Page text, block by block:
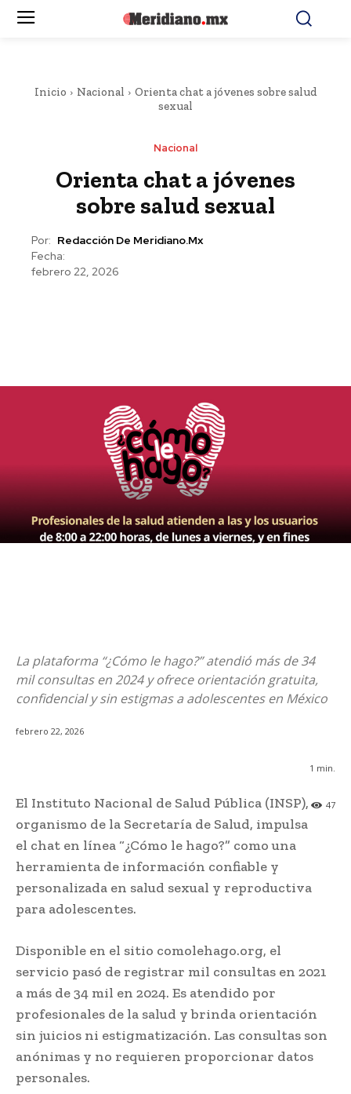
Inicio Nacional
Orienta chat a jóvenes sobre salud
sexual
Nacional
Orienta chat a jóvenes
sobre salud sexual
Por: Redacción De Meridiano.mx
Fecha:
febrero 22, 2026
La plataforma “¿Cómo le hago?” atendió más de 34
mil consultas en 2024 y ofrece orientación gratuita,
confidencial y sin estigmas a adolescentes en México
febrero 22, 2026
1 min.
47
El Instituto Nacional de Salud Pública (INSP),
organismo de la Secretaría de Salud, impulsa
el chat en línea “¿Cómo le hago?” como una
herramienta de información confiable y
personalizada en salud sexual y reproductiva
para adolescentes.
Disponible en el sitio comolehago.org, el
servicio pasó de registrar mil consultas en 2021
a más de 34 mil en 2024. Es atendido por
profesionales de la salud y brinda orientación
sin juicios ni estigmatización. Las consultas son
anónimas y no requieren proporcionar datos
personales.